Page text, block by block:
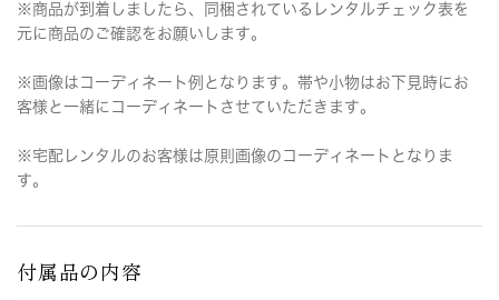
※商品が到着しましたら、同梱されているレンタルチェック表を
元に商品のご確認をお願いします。
※画像はコーディネート例となります。帯や小物はお下見時にお
客様と一緒にコーディネートさせていただきます。
※宅配レンタルのお客様は原則画像のコーディネートとなりま
す。
付属品の内容